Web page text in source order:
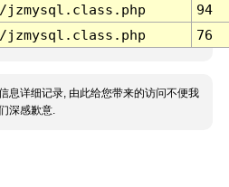
94
76
息详细记录, 由此给您带来的访问不便我
深感歉意.